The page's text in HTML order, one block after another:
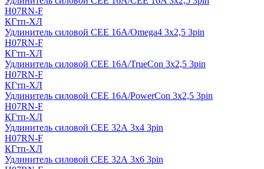
H07RN-F
КГтп-ХЛ
Удлинитель силовой CEE 16A/Omega4 3х2,5 3pin
H07RN-F
КГтп-ХЛ
Удлинитель силовой CEE 16A/TrueCon 3х2,5 3pin
H07RN-F
КГтп-ХЛ
Удлинитель силовой CEE 16A/PowerCon 3х2,5 3pin
H07RN-F
КГтп-ХЛ
Удлинитель силовой CEE 32А 3х4 3pin
H07RN-F
КГтп-ХЛ
Удлинитель силовой CEE 32А 3х6 3pin